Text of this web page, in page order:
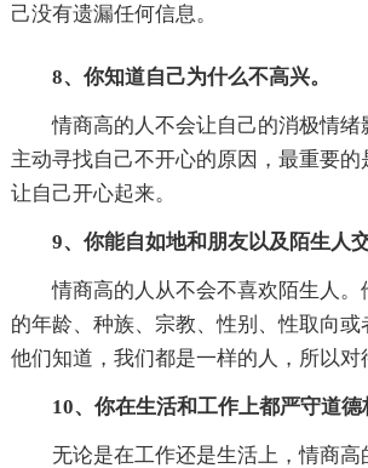
己没有遗漏任何信息。
8、你知道自己为什么不高兴。
情商高的人不会让自己的消极情绪
主动寻找自己不开心的原因，最重要
让自己开心起来。
9、你能自如地和朋友以及陌生人交
情商高的人从不会不喜欢陌生人。
的年龄、种族、宗教、性别、性取向或
他们知道，我们都是一样的人，所以对
10、你在生活和工作上都严守道德
无论是在工作还是生活上，情商